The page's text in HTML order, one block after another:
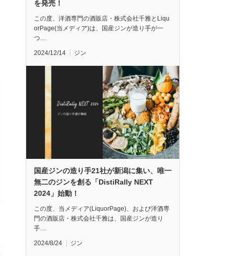
を発売！
この度、洋酒専門の酒販店・株式会社千雅とLiqu
orPage(当メディア)は、国産ジンが造り手が一
つ…
2024/12/14 ジン
国産ジンの造り手21社が新潟に集い、唯一
無二のジンを創る「DistiRally NEXT
2024」始動！
この度、当メディア(LiquorPage)、および洋酒専
門の酒販店・株式会社千雅は、国産ジンが造り
手…
2024/8/24 ジン